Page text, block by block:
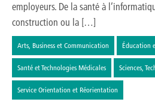
employeurs. De la santé à
construction ou la […]
Arts, Business et Communication Éducation
Santé et Technologies Médicales Sciences,
Service Orientation et Réorientation